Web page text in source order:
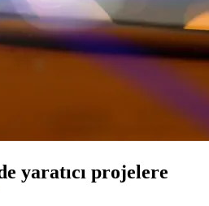
yaratıcı projelere